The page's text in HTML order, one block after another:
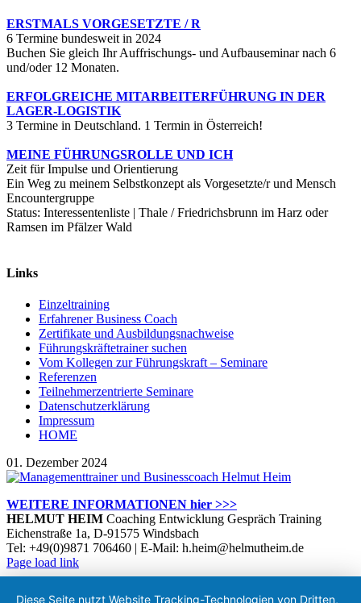
ERSTMALS VORGESETZTE / R
6 Termine bundesweit in 2024
Buchen Sie gleich Ihr Auffrischungs- und Aufbauseminar nach 6
und/oder 12 Monaten.
ERFOLGREICHE MITARBEITERFÜHRUNG IN DER
LAGER-LOGISTIK
3 Termine in Deutschland. 1 Termin in Österreich!
MEINE FÜHRUNGSROLLE UND ICH
Zeit für Impulse und Orientierung
Ein Weg zu meinem Selbstkonzept als Vorgesetzte/r und Mensch
Encountergruppe
Status: Interessentenliste | Thale / Friedrichsbrunn im Harz oder
Ramsen im Pfälzer Wald
Links
Einzeltraining
Erfahrener Business Coach
Zertifikate und Ausbildungsnachweise
Führungskräftetrainer suchen
Vom Kollegen zur Führungskraft – Seminare
Referenzen
Teilnehmerzentrierte Seminare
Datenschutzerklärung
Impressum
HOME
01. Dezember 2024
WEITERE INFORMATIONEN hier >>>
HELMUT HEIM Coaching Entwicklung Gespräch Training
Eichenstraße 1a, D-91575 Windsbach
Tel: +49(0)9871 706460 | E-Mail: h.heim@helmutheim.de
Twitter
Facebook
LinkedIn
Xing
Instagram
Page load link
Diese Seite nutzt Website Tracking-Technologien von Dritten,
Nach